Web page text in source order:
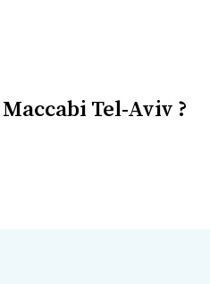
Tel-Aviv ?